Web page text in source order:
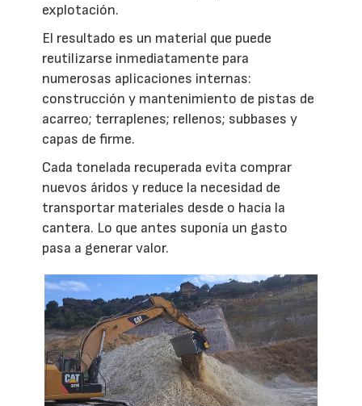
explotación.
El resultado es un material que puede
reutilizarse inmediatamente para
numerosas aplicaciones internas:
construcción y mantenimiento de pistas de
acarreo; terraplenes; rellenos; subbases y
capas de firme.
Cada tonelada recuperada evita comprar
nuevos áridos y reduce la necesidad de
transportar materiales desde o hacia la
cantera. Lo que antes suponía un gasto
pasa a generar valor.